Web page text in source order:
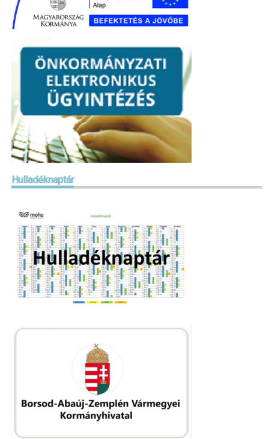
Hulladéknaptár